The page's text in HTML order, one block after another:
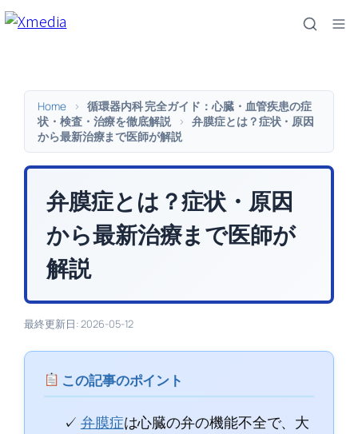
内
Home >
循環器内科 完全ガイド：心臓・血管疾患の症
状・検査・治療を徹底解説
>
弁膜症とは？症状・原因
から最新治療まで医師が解説
弁膜症とは？症状・原因
から最新治療まで医師が
解説
最終更新日: 2026-05-12
この記事のポイント
✓ 弁膜症は心臓の弁の機能不全で、大